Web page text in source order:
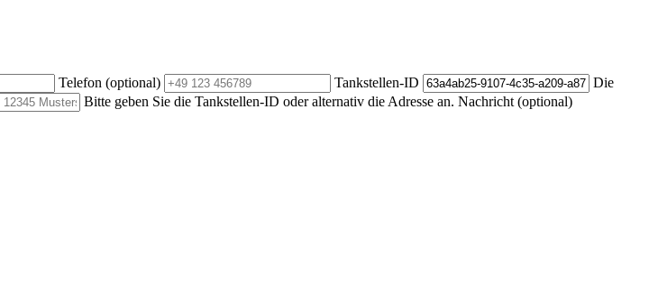
Telefon (optional) Tankstellen-ID
Die
Bitte geben Sie die Tankstellen-ID oder alternativ die Adresse an. Nachricht (optional)